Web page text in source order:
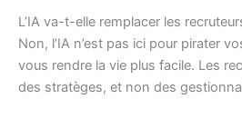
L’IA va-t-elle remplacer les
Non, l’IA n’est pas ici pour pirater
vous rendre la vie plus facile. Les
des stratèges, et non des